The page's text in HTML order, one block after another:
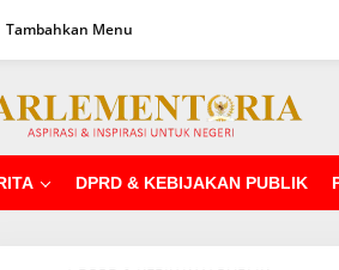
Tambahkan Menu
DPRD & KEBIJAKAN PUBLIK